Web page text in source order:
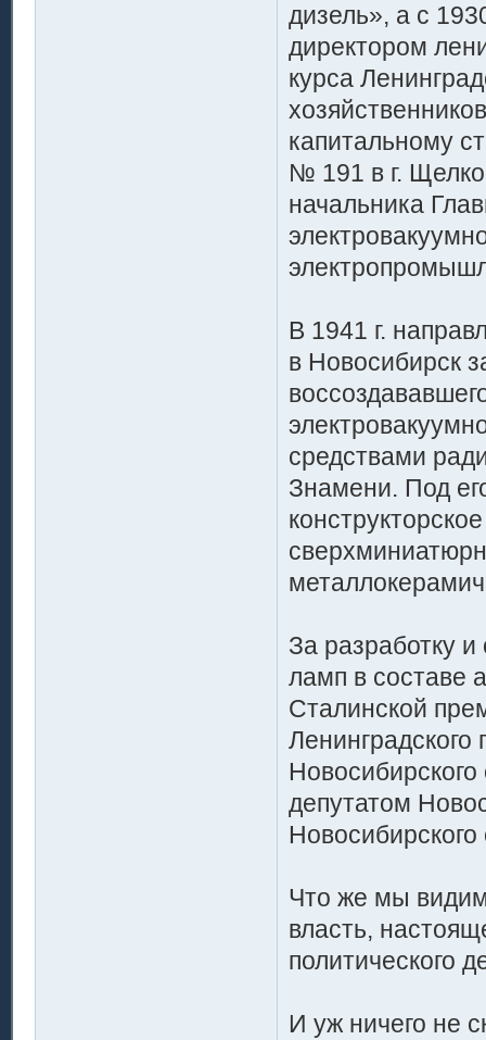
дизель», а с
директором
курса
капитальному
№ 191 в г.
начальника
В 1941 г.
в Новосибирск
средствами
Знамени. Под
За разработку
ламп в составе
Сталинской
Ленинградского
депутатом
Новосибирского
Что же мы
власть,
политического
И уж ничего не